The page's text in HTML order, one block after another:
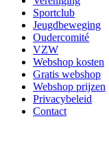
Sportclub
Jeugdbeweging
Oudercomité
VZW
Webshop kosten
Gratis webshop
Webshop prijzen
Privacybeleid
Contact